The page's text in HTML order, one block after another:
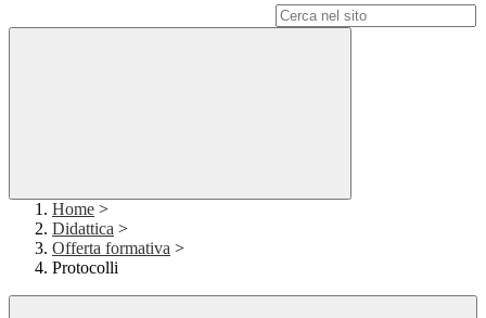
Home >
Didattica >
Offerta formativa >
Protocolli